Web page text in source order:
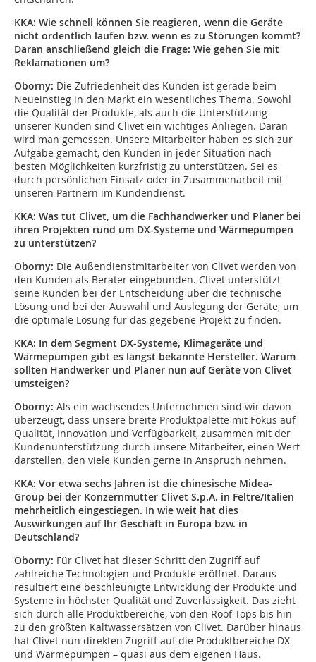
KKA: Wie schnell können Sie reagieren, wenn die Geräte
nicht ordentlich laufen bzw. wenn es zu Störungen kommt?
Daran anschließend gleich die Frage: Wie gehen Sie mit
Reklamationen um?
Oborny: Die Zufriedenheit des Kunden ist gerade beim
Neueinstieg in den Markt ein wesentliches Thema. Sowohl
die Qualität der Produkte, als auch die Unterstützung
unserer Kunden sind Clivet ein wichtiges Anliegen. Daran
wird man gemessen. Unsere Mitarbeiter haben es sich zur
Aufgabe gemacht, den Kunden in jeder Situation nach
besten Möglichkeiten kurzfristig zu unterstützen. Sei es
durch persönlichen Einsatz oder in Zusammenarbeit mit
unseren Partnern im Kundendienst.
KKA: Was tut Clivet, um die Fachhandwerker und Planer bei
ihren Projekten rund um DX-Systeme und Wärmepumpen
zu unterstützen?
Oborny: Die Außendienstmitarbeiter von Clivet werden von
den Kunden als Berater eingebunden. Clivet unterstützt
seine Kunden bei der Entscheidung über die technische
Lösung und bei der Auswahl und Auslegung der Geräte, um
die optimale Lösung für das gegebene Projekt zu finden.
KKA: In dem Segment DX-Systeme, Klimageräte und
Wärmepumpen gibt es längst bekannte Hersteller. Warum
sollten Handwerker und Planer nun auf Geräte von Clivet
umsteigen?
Oborny: Als ein wachsendes Unternehmen sind wir davon
überzeugt, dass unsere breite Produktpalette mit Fokus auf
Qualität, Innovation und Verfügbarkeit, zusammen mit der
Kundenunterstützung durch unsere Mitarbeiter, einen Wert
darstellen, den viele Kunden gerne in Anspruch nehmen.
KKA: Vor etwa sechs Jahren ist die chinesische Midea-
Group bei der Konzernmutter Clivet S.p.A. in Feltre/Italien
mehrheitlich eingestiegen. In wie weit hat dies
Auswirkungen auf Ihr Geschäft in Europa bzw. in
Deutschland?
Oborny: Für Clivet hat dieser Schritt den Zugriff auf
zahlreiche Technologien und Produkte eröffnet. Daraus
resultiert eine beschleunigte Entwicklung der Produkte und
Systeme in höchster Qualität und Zuverlässigkeit. Das zieht
sich durch alle Produktbereiche, von den Roof-Tops bis hin
zu den größten Kaltwassersätzen von Clivet. Darüber hinaus
hat Clivet nun direkten Zugriff auf die Produktbereiche DX
und Wärmepumpen – quasi aus dem eigenen Haus.